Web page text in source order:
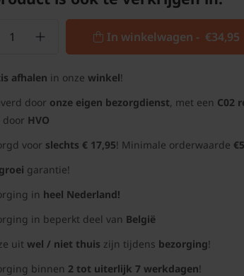
In winkelwagen - €34,95
afhalen in onze winkel!
door onze eigen bezorgdienst, met een C02
door HVO
voor slechts € 17,95! Minimale orderwaarde
garantie!
in heel Nederland!
in beperkt deel van België
uit wel / niet thuis zijn tijdens bezorging!
binnen 2 tot uiterlijk 7 werkdagen!